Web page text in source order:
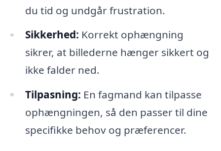
du tid og undgår frustration.
Sikkerhed: Korrekt ophængning
sikrer, at billederne hænger sikkert og
ikke falder ned.
Tilpasning: En fagmand kan tilpasse
ophængningen, så den passer til dine
specifikke behov og præferencer.